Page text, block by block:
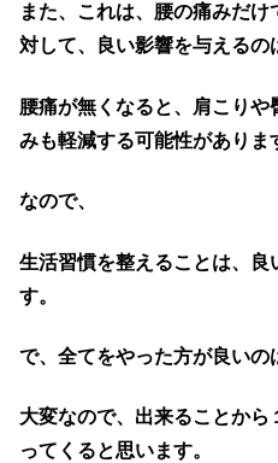
また、これは、腰の痛みだ
対して、良い影響を与えるの
腰痛が無くなると、肩こり
みも軽減する可能性がありま
なので、
生活習慣を整えることは、
す。
で、全てをやった方が良いの
大変なので、出来ることか
ってくると思います。